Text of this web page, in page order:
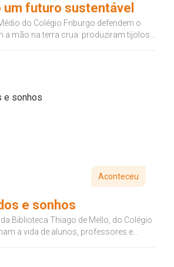
um futuro sustentável
do Colégio Friburgo defendem o
a mão na terra crua: produziram tijolos,
Aconteceu
e sonhos
Biblioteca Thiago de Mello, do Colégio
a vida de alunos, professores e